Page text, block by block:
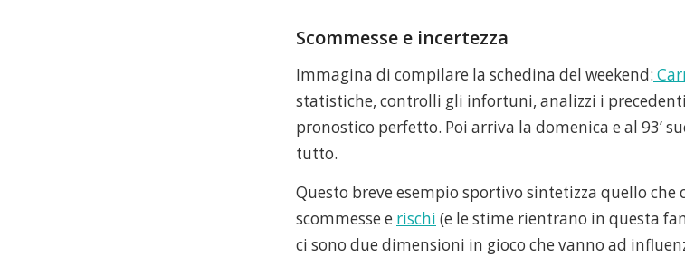
Scommesse e incertezza
Immagina di compilare la schedina del weekend:
statistiche, controlli gli infortuni, analizzi i
pronostico perfetto. Poi arriva la domenica e al 93’
tutto.
Questo breve esempio sportivo sintetizza quello che
scommesse e rischi (e le stime rientrano in questa
ci sono due dimensioni in gioco che vanno ad